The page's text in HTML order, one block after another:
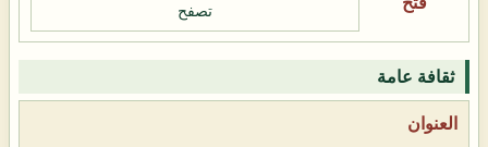
تصفح
ثقافة عامة